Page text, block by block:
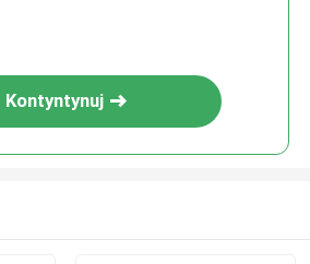
Kontyntynuj